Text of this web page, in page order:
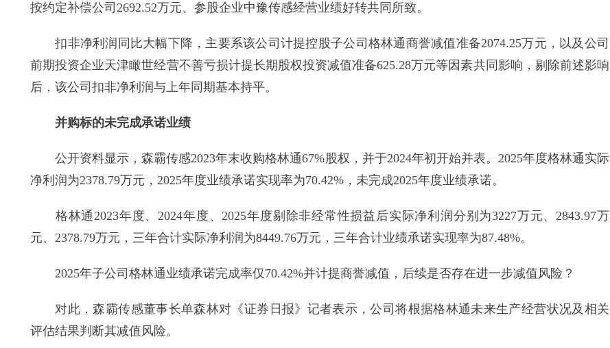
按约定补偿公司2692.52万元、参股企业中豫传感经营业绩好转共同所致。
扣非净利润同比大幅下降，主要系该公司计提控股子公司格林通商誉减值准备2074.25万元，以及公司
前期投资企业天津瞰世经营不善亏损计提长期股权投资减值准备625.28万元等因素共同影响，剔除前述影响
后，该公司扣非净利润与上年同期基本持平。
并购标的未完成承诺业绩
公开资料显示，森霸传感2023年末收购格林通67%股权，并于2024年初开始并表。2025年度格林通实际
净利润为2378.79万元，2025年度业绩承诺实现率为70.42%，未完成2025年度业绩承诺。
格林通2023年度、2024年度、2025年度剔除非经常性损益后实际净利润分别为3227万元、2843.97万
元、2378.79万元，三年合计实际净利润为8449.76万元，三年合计业绩承诺实现率为87.48%。
2025年子公司格林通业绩承诺完成率仅70.42%并计提商誉减值，后续是否存在进一步减值风险？
对此，森霸传感董事长单森林对《证券日报》记者表示，公司将根据格林通未来生产经营状况及相关
评估结果判断其减值风险。